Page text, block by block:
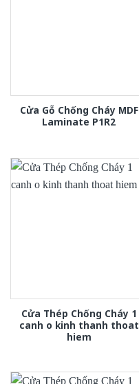
Cửa Gỗ Chống Cháy MDF
Laminate P1R2
Cửa Thép Chống Cháy 1
canh o kinh thanh thoat
hiem